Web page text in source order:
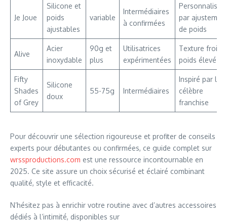
Je Joue
Silicone et
poids
ajustables
variable
Intermédiaires
à confirmées
par
de poids
Alive
Acier
inoxydable
90g et
plus
Utilisatrices
expérimentées
Texture
poids élevé
Fifty
Shades
of Grey
Silicone
doux
55-75g Intermédiaires
Inspiré par la
célèbre
franchise
Pour découvrir une sélection rigoureuse et profiter de conseils
experts pour débutantes ou confirmées, ce guide complet sur
wrssproductions.com est une ressource incontournable en
2025. Ce site assure un choix sécurisé et éclairé combinant
qualité, style et efficacité.
N’hésitez pas à enrichir votre routine avec d’autres accessoires
dédiés à l’intimité, disponibles sur